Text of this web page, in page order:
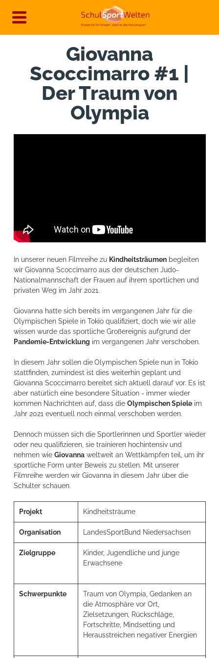
zum
Giovanna
Scoccimarro #1 |
Der Traum von
Olympia
In unserer neuen Filmreihe zu Kindheitsträumenbegleiten
wir Giovanna Scoccimarro aus der deutschen Judo-
Nationalmannschaft der Frauen auf ihrem sportlichen und
privaten Weg im Jahr 2021.
Giovanna hatte sich bereits im vergangenen Jahr für die
Olympischen Spiele in Tokio qualifiziert, doch wie wir alle
wissen wurde das sportliche Großereignis aufgrund der
Pandemie-Entwicklung im vergangenen Jahr verschoben.
In diesem Jahr sollen die Olympischen Spiele nun in Tokio
stattfinden, zumindest ist dies weiterhin geplant und
Giovanna Scoccimarro bereitet sich aktuell darauf vor. Es ist
aber natürlich eine besondere Situation - immer wieder
kommen Nachrichten auf, dass die Olympischen Spieleim
Jahr 2021 eventuell noch einmal verschoben werden.
Dennoch müssen sich die Sportlerinnen und Sportler wieder
oder neu qualifizieren, sie trainieren hochintensiv und
nehmen wie Giovannaweltweit an Wettkämpfen teil, um ihr
sportliche Form unter Beweis zu stellen. Mit unserer
Filmreihe werden wir Giovanna in diesem Jahr über die
Schulter schauen.
Projekt Kindheitsträume
Organisation LandesSportBund Niedersachsen
Zielgruppe
Kinder, Jugendliche und junge
Erwachsene
Schwerpunkte
Traum von Olympia, Gedanken an
die Atmosphäre vor Ort,
Zielsetzungen, Rückschläge,
Fortschritte, Mindsetting und
Herausstreichen negativer Energien